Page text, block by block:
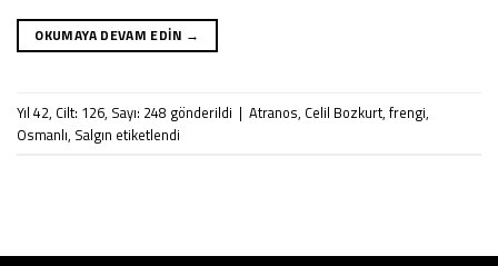
OKUMAYA DEVAM EDIN →
Yıl 42, Cilt: 126, Sayı: 248 gönderildi | Atranos, Celil Bozkurt, frengi,
Osmanlı, Salgın etiketlendi